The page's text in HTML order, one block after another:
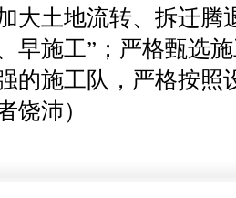
大土地流转、拆迁腾
早施工”；严格甄选
的施工队，严格按照
饶沛）